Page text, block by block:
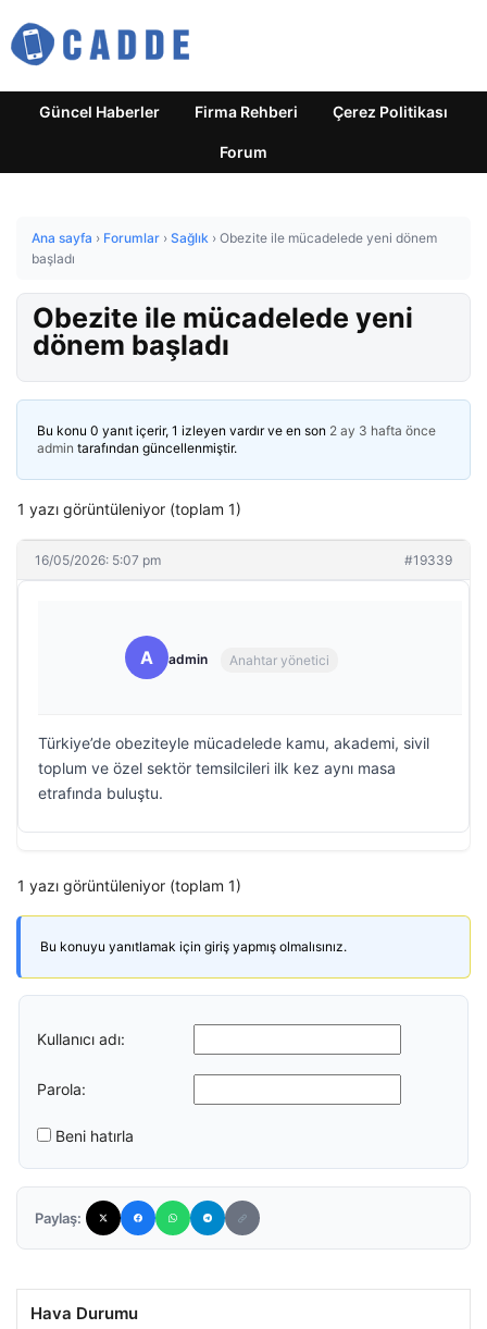
Güncel Haberler Firma Rehberi Çerez Politikası
Forum
Ana sayfa › Forumlar › Sağlık › Obezite ile mücadelede yeni dönem
başladı
Obezite ile mücadelede yeni
dönem başladı
Bu konu 0 yanıt içerir, 1 izleyen vardır ve en son 2 ay 3 hafta önce
admin tarafından güncellenmiştir.
1 yazı görüntüleniyor (toplam 1)
16/05/2026: 5:07 pm #19339
A admin Anahtar yönetici
Türkiye’de obeziteyle mücadelede kamu, akademi, sivil
toplum ve özel sektör temsilcileri ilk kez aynı masa
etrafında buluştu.
1 yazı görüntüleniyor (toplam 1)
Bu konuyu yanıtlamak için giriş yapmış olmalısınız.
Kullanıcı adı:
Parola:
Beni hatırla
Paylaş:
Hava Durumu